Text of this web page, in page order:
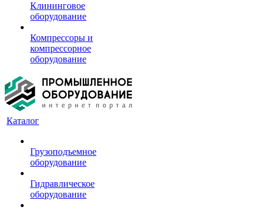
Клининговое
оборудование
Компрессоры и
компрессорное
оборудование
Каталог
Грузоподъемное
оборудование
Гидравлическое
оборудование